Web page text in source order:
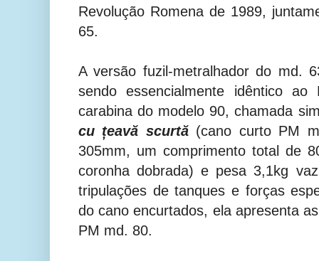
Revolução Romena de 1989,
65.
A versão fuzil-metralhador do md.
sendo essencialmente idêntico
carabina do modelo 90, chamada
cu țeavă scurtă(cano curto PM
305mm, um comprimento total de
coronha dobrada) e pesa 3,1kg
tripulações de tanques e forças
do cano encurtados, ela apresenta
PM md. 80.